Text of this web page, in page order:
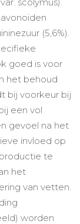
(5,6%).
goed is voor
het behoud
bij voorkeur bij
een vol
gevoel na het
invloed op
te
het
van vetten.
worden